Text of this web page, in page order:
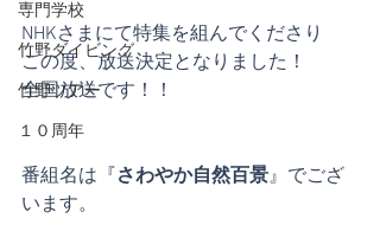
専門学校
竹野ダイビング
竹野ツアー
１０周年
NHKさまにて特集を組んでくださり
この度、放送決定となりました！
全国放送です！！
番組名は『 さわやか自然百景』でござ
います。